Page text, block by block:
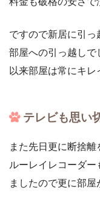
ですので新居に引
部屋への引っ越しで
以来部屋は常にキレ
テレビも思い
また先日更に断捨
ルーレイレコーダ
ましたので更に部屋